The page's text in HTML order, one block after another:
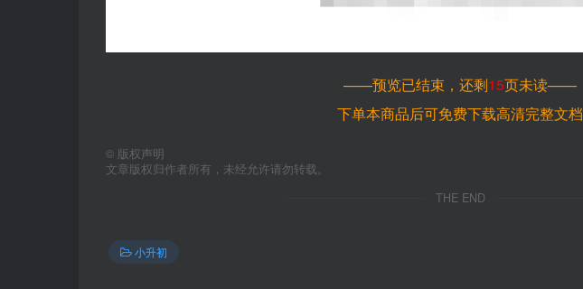
——预览已结束，还剩15页未读——
下单本商品后可免费下载高清完整文档
© 版权声明
文章版权归作者所有，未经允许请勿转载。
THE END
小升初